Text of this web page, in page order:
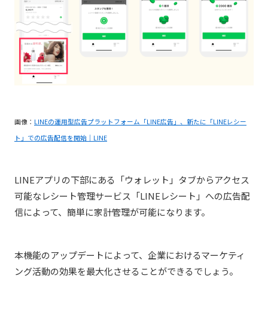
画像： LINEの運用型広告プラットフォーム「LINE広告」、新たに「LINEレシー
ト」での広告配信を開始｜LINE
LINEアプリの下部にある「ウォレット」タブからアクセス
可能なレシート管理サービス「LINEレシート」への広告配
信によって、簡単に家計管理が可能になります。
本機能のアップデートによって、企業におけるマーケティ
ング活動の効果を最大化させることができるでしょう。